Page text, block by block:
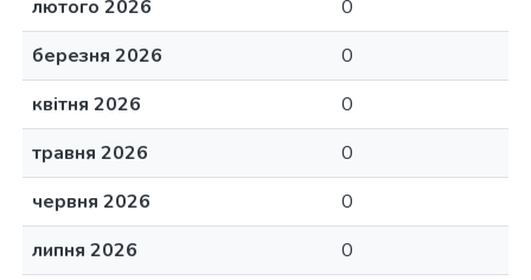
лютого 2026
0
березня 2026
0
квітня 2026
0
травня 2026
0
червня 2026
0
липня 2026
0